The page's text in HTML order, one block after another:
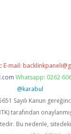
E-mail:
Whatsapp: 0262
@karabul
Sayılı Kanun
tarafından
Bu nedenle,